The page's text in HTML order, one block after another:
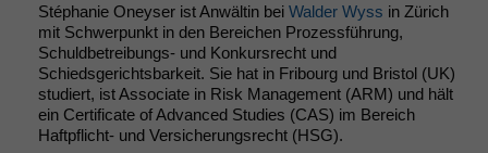
Stéphanie Oneyser ist Anwältin bei Walder Wyss in Zürich
mit Schwerpunkt in den Bereichen Prozessführung,
Schuldbetreibungs- und Konkursrecht und
Schiedsgerichtsbarkeit. Sie hat in Fribourg und Bristol (UK)
studiert, ist Associate in Risk Management (ARM) und hält
ein Certificate of Advanced Studies (CAS) im Bereich
Haftpflicht- und Versicherungsrecht (HSG).